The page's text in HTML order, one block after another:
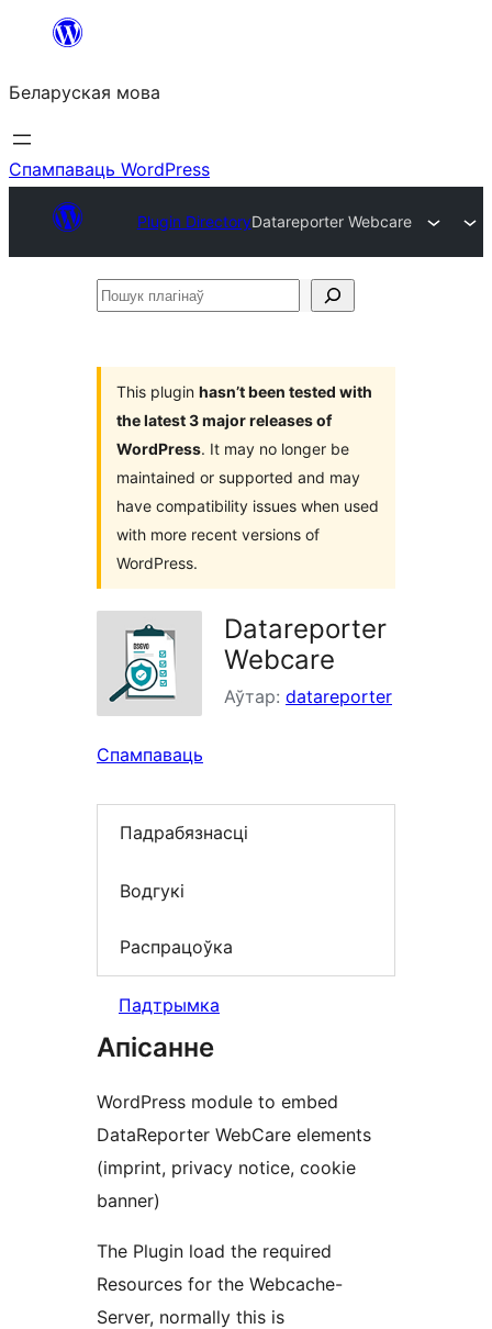
Перайсці
змесціва
Беларуская мова
Спампаваць WordPress
Plugin DirectoryDatareporter Webcare
Пошук
This plugin hasn’t been tested with
the latest 3 major releases of
WordPress. It may no longer be
maintained or supported and may
have compatibility issues when used
with more recent versions of
WordPress.
Datareporter
Webcare
Аўтар: datareporter
Спампаваць
Падрабязнасці
Водгукі
Распрацоўка
Падтрымка
Апісанне
WordPress module to embed
DataReporter WebCare elements
(imprint, privacy notice, cookie
banner)
The Plugin load the required
Resources for the Webcache-
Server, normally this is